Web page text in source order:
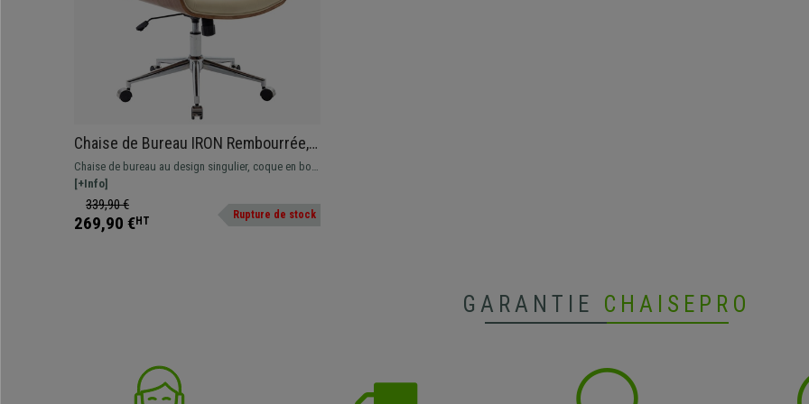
Chaise de Bureau IRON Rembourrée,
Style Scandinave, Bois et Cuir Crème
Chaise de bureau au design singulier, coque en bois
et rembourrage en cuir synthétique de qualité.
[+Info]
339,90 €
269,90 €HT Rupture de stock
GARANTIE CHAISEPRO